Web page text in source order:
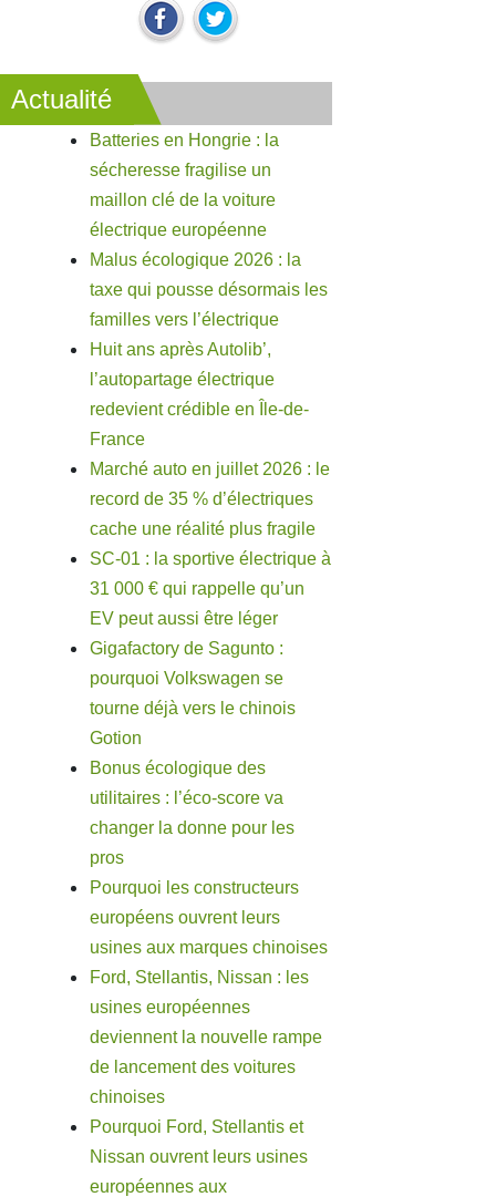
Actualité
Batteries en Hongrie : la
sécheresse fragilise un
maillon clé de la voiture
électrique européenne
Malus écologique 2026 : la
taxe qui pousse désormais les
familles vers l’électrique
Huit ans après Autolib’,
l’autopartage électrique
redevient crédible en Île-de-
France
Marché auto en juillet 2026 : le
record de 35 % d’électriques
cache une réalité plus fragile
SC-01 : la sportive électrique à
31 000 € qui rappelle qu’un
EV peut aussi être léger
Gigafactory de Sagunto :
pourquoi Volkswagen se
tourne déjà vers le chinois
Gotion
Bonus écologique des
utilitaires : l’éco-score va
changer la donne pour les
pros
Pourquoi les constructeurs
européens ouvrent leurs
usines aux marques chinoises
Ford, Stellantis, Nissan : les
usines européennes
deviennent la nouvelle rampe
de lancement des voitures
chinoises
Pourquoi Ford, Stellantis et
Nissan ouvrent leurs usines
européennes aux